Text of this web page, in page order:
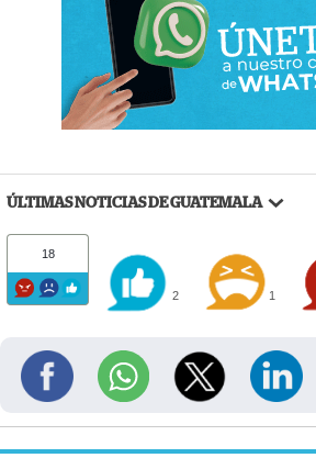
ÚLTIMAS NOTICIAS DE GUATEMALA
18
2 1